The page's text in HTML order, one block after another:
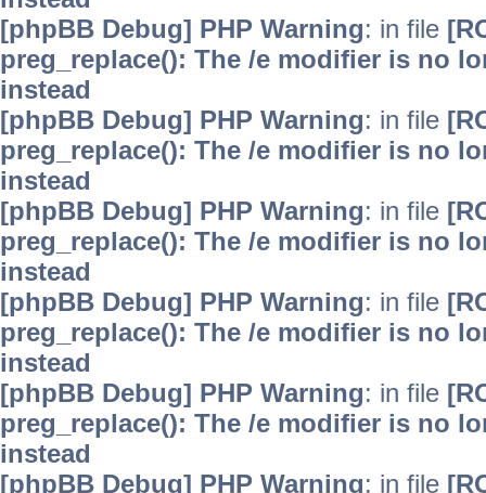
[phpBB Debug] PHP Warning: in file
preg_replace(): The /e modifier is no
instead
[phpBB Debug] PHP Warning: in file
preg_replace(): The /e modifier is no
instead
[phpBB Debug] PHP Warning: in file
preg_replace(): The /e modifier is no
instead
[phpBB Debug] PHP Warning: in file
preg_replace(): The /e modifier is no
instead
[phpBB Debug] PHP Warning: in file
preg_replace(): The /e modifier is no
instead
[phpBB Debug] PHP Warning: in file